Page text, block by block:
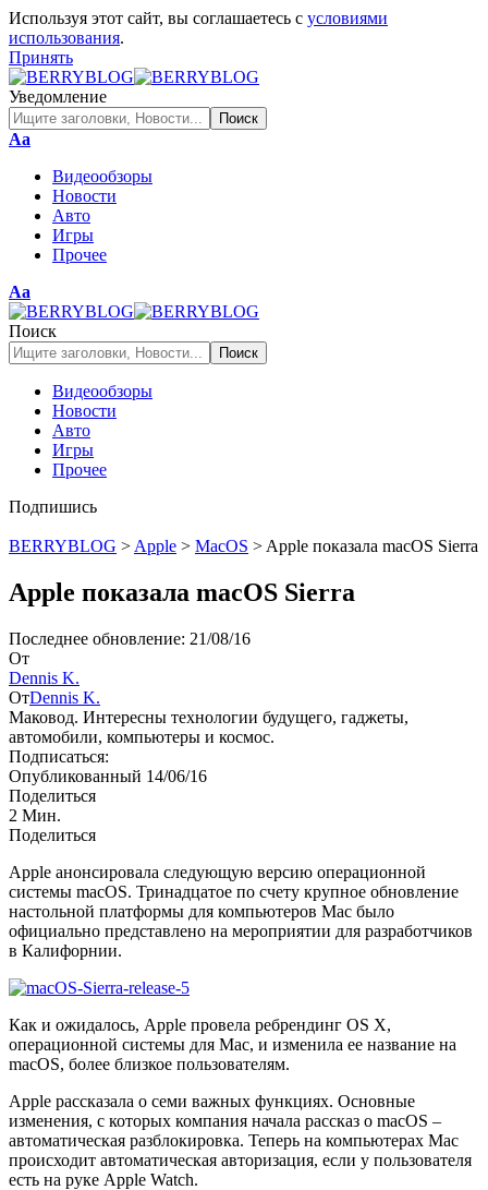
Используя этот сайт, вы соглашаетесь с условиями
использования.
Принять
Уведомление
Изменение
шрифта
Аа
Видеообзоры
Новости
Авто
Игры
Прочее
Изменение
размера
шрифта
Аа
Поиск
Видеообзоры
Новости
Авто
Игры
Прочее
Подпишись
BERRYBLOG > Apple > MacOS > Apple показала macOS Sierra
Apple показала macOS Sierra
Последнее обновление: 21/08/16
От
Dennis K.
ОтDennis K.
Маковод. Интересны технологии будущего, гаджеты,
автомобили, компьютеры и космос.
Подписаться:
Опубликованный 14/06/16
Поделиться
2 Мин.
Поделиться
Apple анонсировала следующую версию операционной
системы macOS. Тринадцатое по счету крупное обновление
настольной платформы для компьютеров Mac было
официально представлено на мероприятии для разработчиков
в Калифорнии.
Как и ожидалось, Apple провела ребрендинг OS X,
операционной системы для Mac, и изменила ее название на
macOS, более близкое пользователям.
Apple рассказала о семи важных функциях. Основные
изменения, с которых компания начала рассказ о macOS –
автоматическая разблокировка. Теперь на компьютерах Mac
происходит автоматическая авторизация, если у пользователя
есть на руке Apple Watch.